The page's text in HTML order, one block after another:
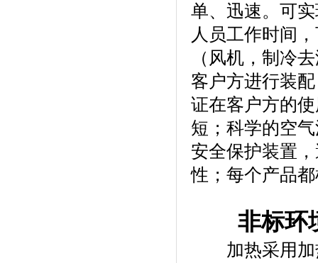
单、迅速
人员工作时间
（风机，制冷
客户方进行装配
证在客户方的使
短；科学的空气
安全保护装置
性；每个产品
非标环
加热采用加热